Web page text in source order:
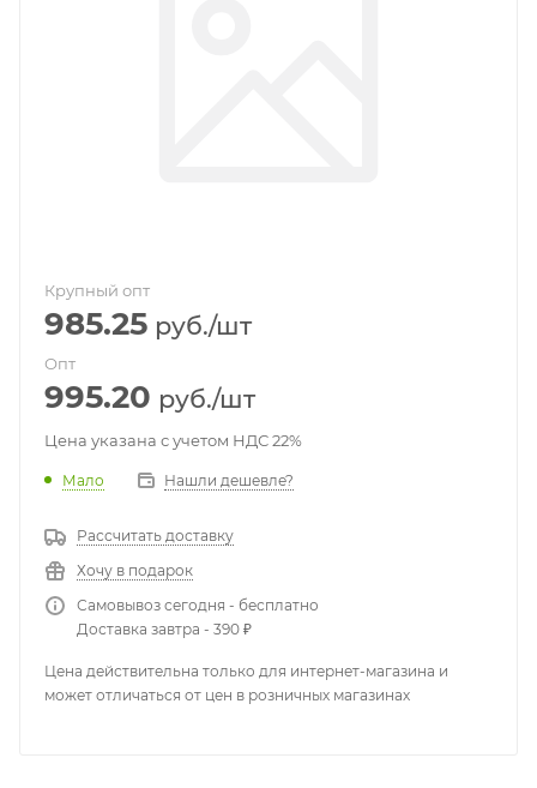
Крупный опт
985.25 руб./шт
Опт
995.20 руб./шт
Цена указана с учетом НДС 22%
Мало Нашли дешевле?
Рассчитать доставку
Хочу в подарок
Самовывоз сегодня - бесплатно
Доставка завтра - 390 ₽
Цена действительна только для интернет-магазина и
может отличаться от цен в розничных магазинах